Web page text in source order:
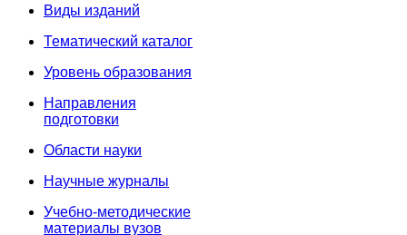
Виды изданий
Тематический каталог
Уровень образования
Направления
подготовки
Области науки
Научные журналы
Учебно-методические
материалы вузов